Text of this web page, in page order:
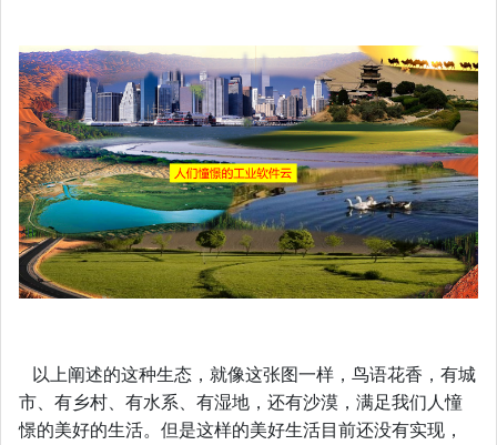
以上阐述的这种生态，就像这张图一样，鸟语花香，有城
市、有乡村、有水系、有湿地，还有沙漠，满足我们人憧
憬的美好的生活。但是这样的美好生活目前还没有实现，